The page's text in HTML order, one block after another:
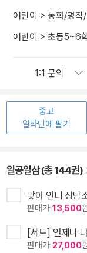
어린이 > 동화/명작
어린이 > 초등5~6
중고
알라딘에 팔기
일공일삼 (총 144권)
맞아 언니 상담
판매가 13,500
[세트] 언제나
판매가 27,000